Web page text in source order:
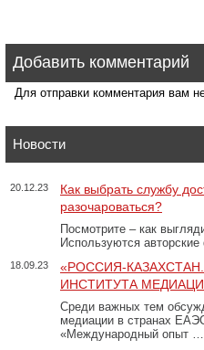
Добавить комментарий
Для отправки комментария вам
Новости
20.12.23
Как выбрать службу
разочароваться?
Посмотрите – как
Используются
18.09.23
«РОССИЯ-
ИНСТИТУТА
Среди важных тем
медиации в странах
«Международный опыт …